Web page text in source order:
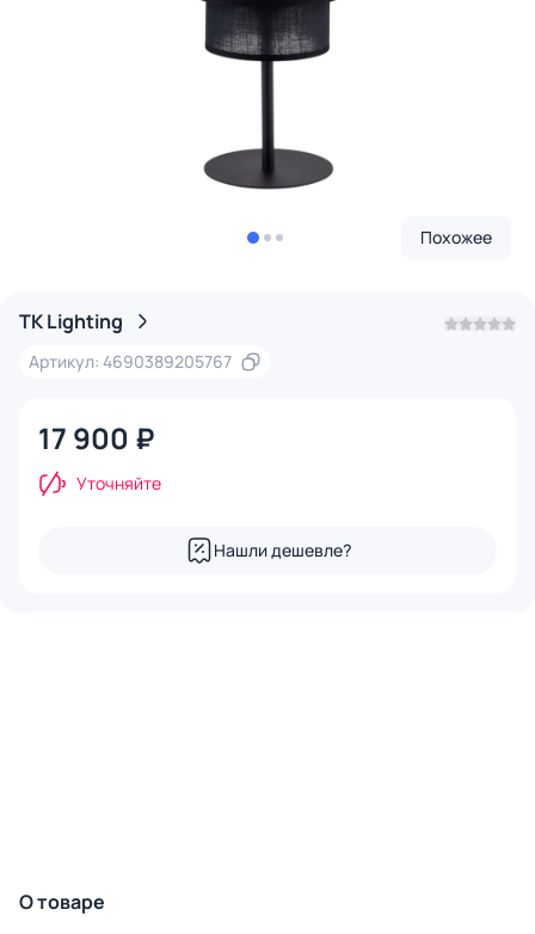
Похожее
TK Lighting
Артикул: 4690389205767
17 900 ₽
Уточняйте
Нашли дешевле?
О товаре